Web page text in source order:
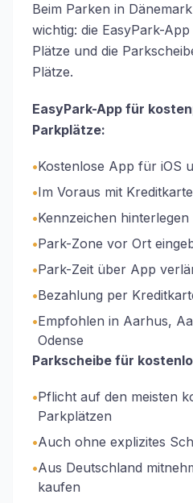
Beim Parken in
wichtig: die EasyPark-
Plätze und die
Plätze.
EasyPark-App für
Parkplätze:
•Kostenlose App für iOS
•Im Voraus mit
•Kennzeichen hinterlegen
•Park-Zone vor Ort
•Park-Zeit über App
•Bezahlung per
•Empfohlen in Aarhus,
Odense
Parkscheibe für
•Pflicht auf den meisten
Parkplätzen
•Auch ohne explizites
•Aus Deutschland
kaufen